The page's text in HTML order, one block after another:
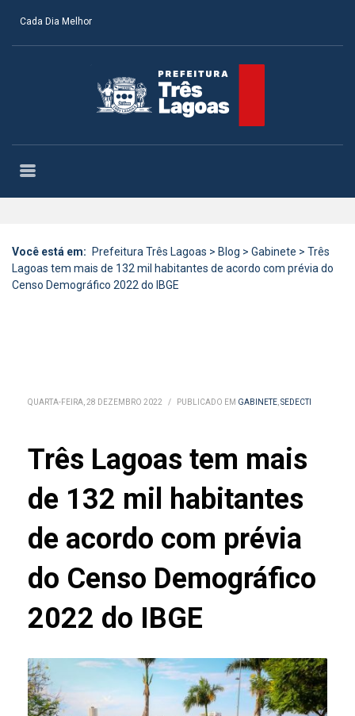
Cada Dia Melhor
Você está em: Prefeitura Três Lagoas > Blog > Gabinete > Três
Lagoas tem mais de 132 mil habitantes de acordo com prévia do
Censo Demográfico 2022 do IBGE
QUARTA-FEIRA, 28 DEZEMBRO 2022 / PUBLICADO EM GABINETE,SEDECTI
Três Lagoas tem mais
de 132 mil habitantes
de acordo com prévia
do Censo Demográfico
2022 do IBGE